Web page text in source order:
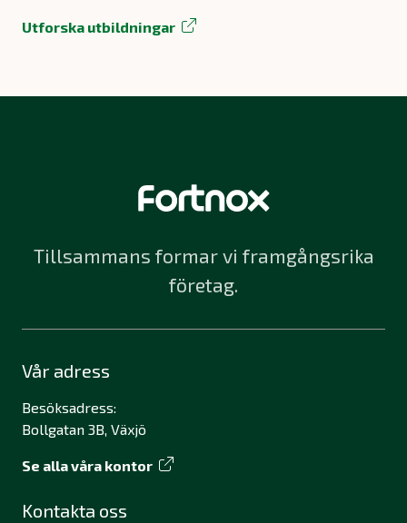
Utforska utbildningar
Tillsammans formar vi framgångsrika
företag.
Vår adress
Besöksadress:
Bollgatan 3B, Växjö
Se alla våra kontor
Kontakta oss